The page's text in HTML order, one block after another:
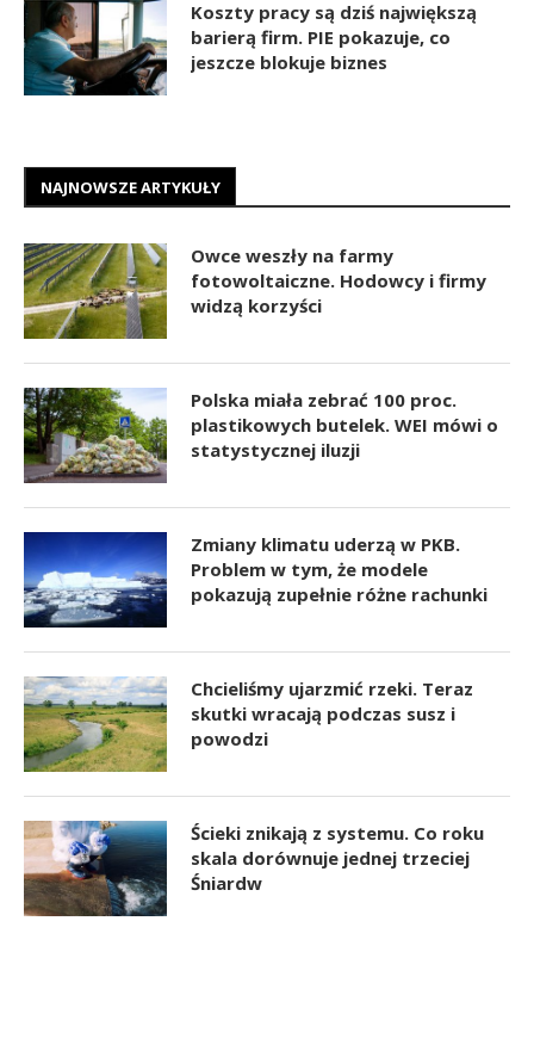
Koszty pracy są dziś największą
barierą firm. PIE pokazuje, co
jeszcze blokuje biznes
NAJNOWSZE ARTYKUŁY
Owce weszły na farmy
fotowoltaiczne. Hodowcy i firmy
widzą korzyści
Polska miała zebrać 100 proc.
plastikowych butelek. WEI mówi o
statystycznej iluzji
Zmiany klimatu uderzą w PKB.
Problem w tym, że modele
pokazują zupełnie różne rachunki
Chcieliśmy ujarzmić rzeki. Teraz
skutki wracają podczas susz i
powodzi
Ścieki znikają z systemu. Co roku
skala dorównuje jednej trzeciej
Śniardw